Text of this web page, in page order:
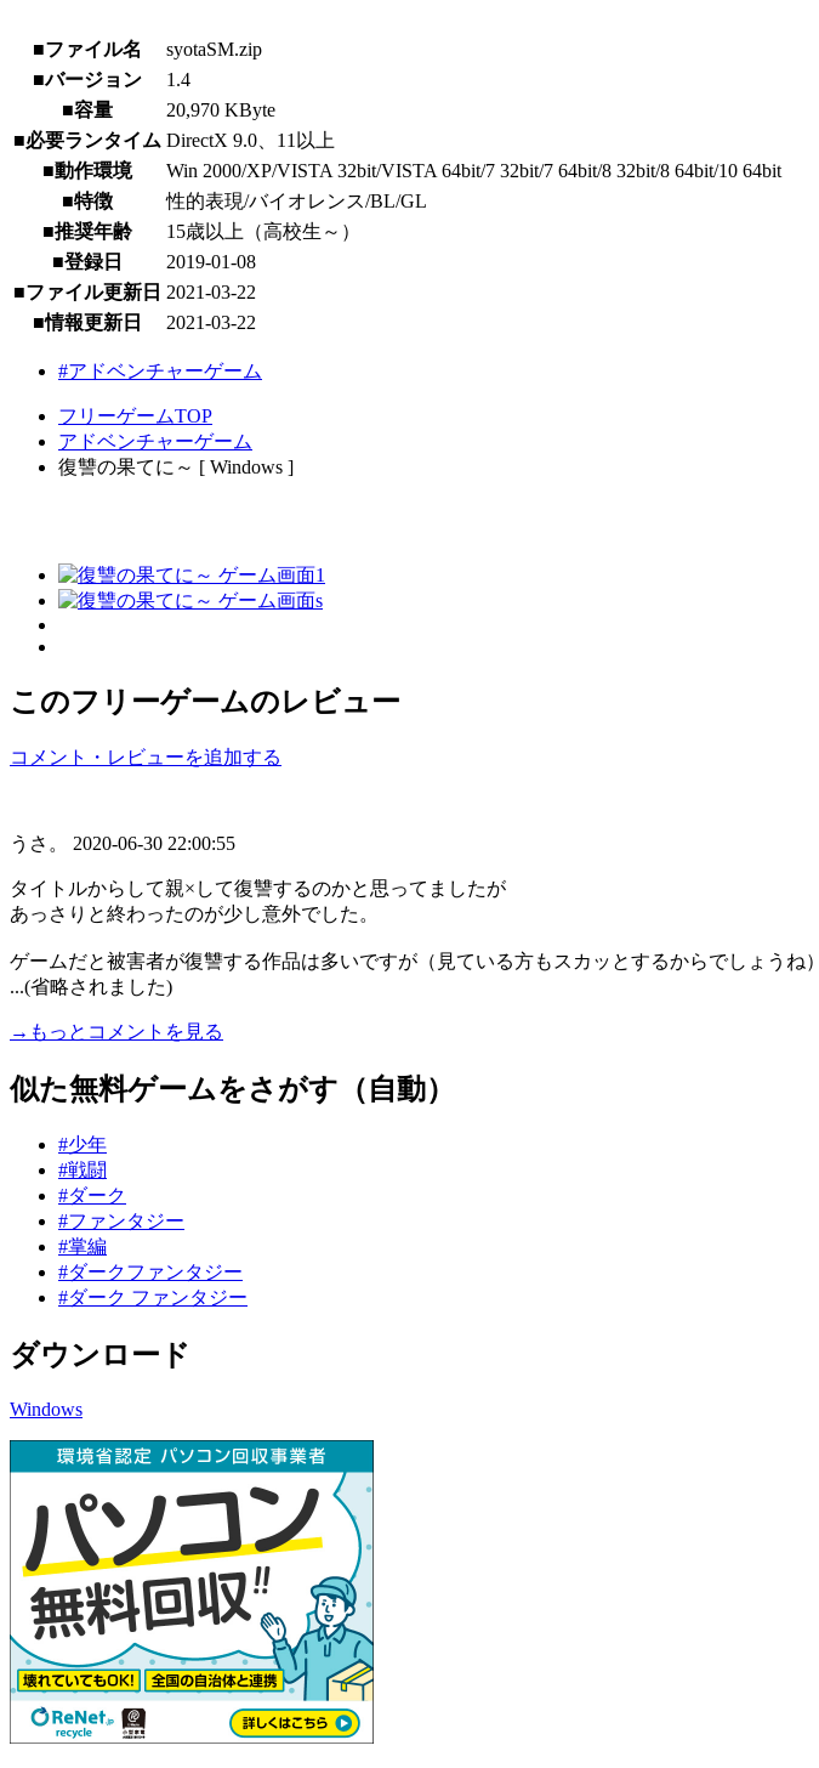
■ファイル名
syotaSM.zip
■バージョン
1.4
■容量
20,970 KByte
■必要ランタイム DirectX 9.0、11以上
■動作環境
Win 2000/XP/VISTA 32bit/VISTA 64bit/7 32bit/7 64bit/8 32bit/8 64bit/10 64bit
■特徴
性的表現/バイオレンス/BL/GL
■推奨年齢
15歳以上（高校生～）
■登録日
2019-01-08
■ファイル更新日 2021-03-22
■情報更新日
2021-03-22
#アドベンチャーゲーム
フリーゲームTOP
アドベンチャーゲーム
復讐の果てに～ [ Windows ]
このフリーゲームのレビュー
コメント・レビューを追加する
うさ。 2020-06-30 22:00:55
タイトルからして親×して復讐するのかと思ってましたが
あっさりと終わったのが少し意外でした。
ゲームだと被害者が復讐する作品は多いですが（見ている方もスカッとするからでしょうね）
...(省略されました)
→もっとコメントを見る
似た無料ゲームをさがす（自動）
#少年
#戦闘
#ダーク
#ファンタジー
#掌編
#ダークファンタジー
#ダーク ファンタジー
ダウンロード
Windows